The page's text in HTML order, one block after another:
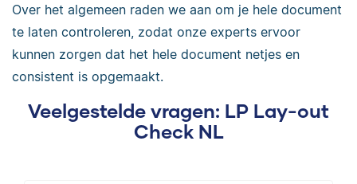
Over het algemeen raden we aan om je hele document
te laten controleren, zodat onze experts ervoor
kunnen zorgen dat het hele document netjes en
consistent is opgemaakt.
Veelgestelde vragen: LP Lay-out
Check NL